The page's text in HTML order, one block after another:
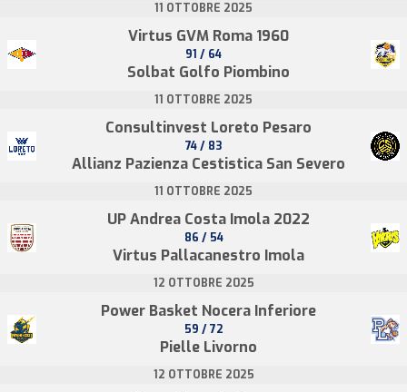
11 OTTOBRE 2025
Virtus GVM Roma 1960
91 / 64
Solbat Golfo Piombino
11 OTTOBRE 2025
Consultinvest Loreto Pesaro
74 / 83
Allianz Pazienza Cestistica San Severo
11 OTTOBRE 2025
UP Andrea Costa Imola 2022
86 / 54
Virtus Pallacanestro Imola
12 OTTOBRE 2025
Power Basket Nocera Inferiore
59 / 72
Pielle Livorno
12 OTTOBRE 2025